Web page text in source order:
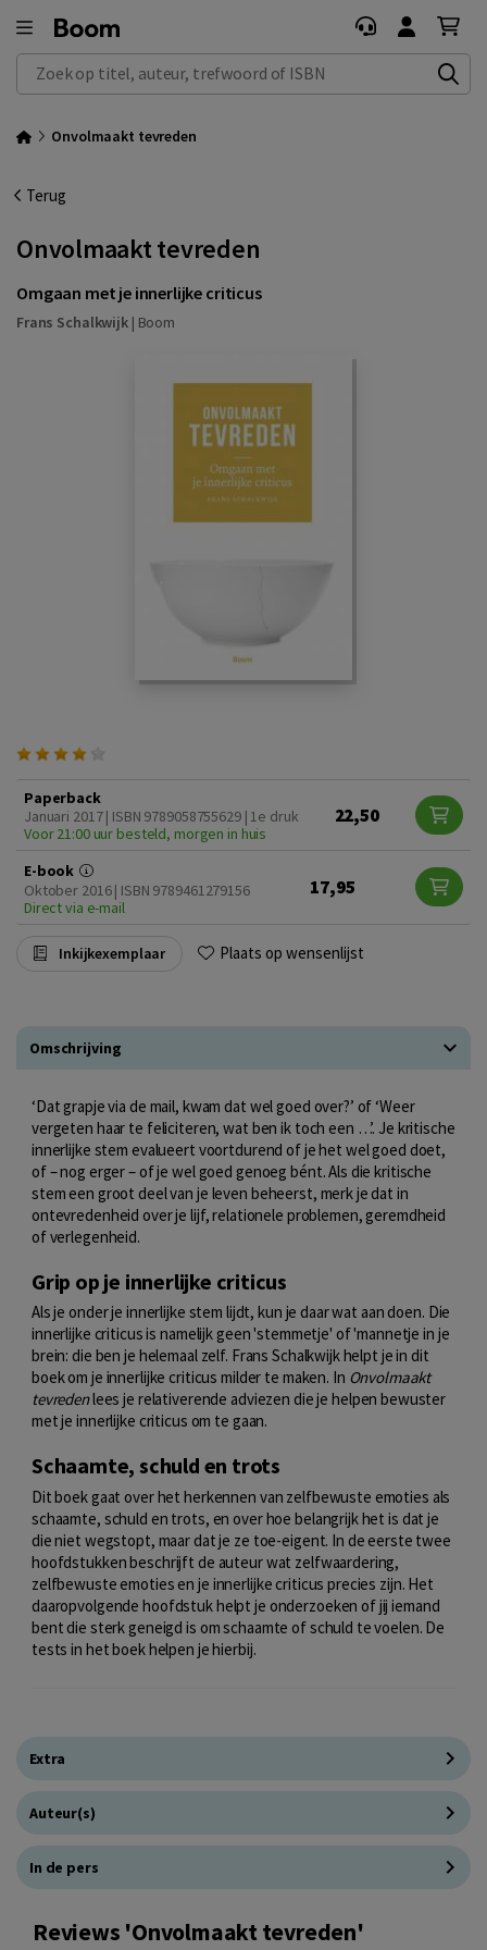
Zoek op titel, auteur, trefwoord of ISBN
Onvolmaakt tevreden
Terug
Onvolmaakt tevreden
Omgaan met je innerlijke criticus
Frans Schalkwijk| Boom
Paperback
Januari 2017 | ISBN 9789058755629 | 1e druk
Voor 21:00 uur besteld, morgen in huis
22,50
E-book
Oktober 2016 | ISBN 9789461279156
Direct via e-mail
17,95
Inkijkexemplaar Plaats op wensenlijst
Omschrijving
‘Dat grapje via de mail, kwam dat wel goed over?’ of ‘Weer
vergeten haar te feliciteren, wat ben ik toch een …’. Je kritische
innerlijke stem evalueert voortdurend of je het wel goed doet,
of – nog erger – of je wel goed genoeg bént. Als die kritische
stem een groot deel van je leven beheerst, merk je dat in
ontevredenheid over je lijf, relationele problemen, geremdheid
of verlegenheid.
Grip op je innerlijke criticus
Als je onder je innerlijke stem lijdt, kun je daar wat aan doen. Die
innerlijke criticus is namelijk geen 'stemmetje' of 'mannetje in je
brein: die ben je helemaal zelf. Frans Schalkwijk helpt je in dit
boek om je innerlijke criticus milder te maken. In Onvolmaakt
tevredenlees je relativerende adviezen die je helpen bewuster
met je innerlijke criticus om te gaan.
Schaamte, schuld en trots
Dit boek gaat over het herkennen van zelfbewuste emoties als
schaamte, schuld en trots, en over hoe belangrijk het is dat je
die niet wegstopt, maar dat je ze toe-eigent. In de eerste twee
hoofdstukken beschrijft de auteur wat zelfwaardering,
zelfbewuste emoties en je innerlijke criticus precies zijn. Het
daaropvolgende hoofdstuk helpt je onderzoeken of jij iemand
bent die sterk geneigd is om schaamte of schuld te voelen. De
tests in het boek helpen je hierbij.
Extra
Auteur(s)
In de pers
Reviews 'Onvolmaakt tevreden'